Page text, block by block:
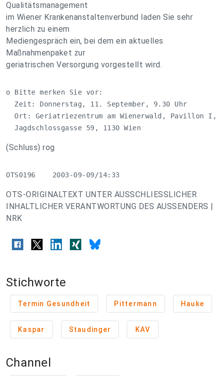
Qualitätsmanagement
im Wiener Krankenanstaltenverbund laden Sie sehr
herzlich zu einem
Mediengespräch ein, bei dem ein aktuelles
Maßnahmenpaket zur
geriatrischen Versorgung vorgestellt wird.
o Bitte merken Sie vor:
  Zeit: Donnerstag, 11. September, 9.30 Uhr
  Ort: Geriatriezentrum am Wienerwald, Pavillon I,
  Jagdschlossgasse 59, 1130 Wien
(Schluss) rog
OTS0196    2003-09-09/14:33
OTS-ORIGINALTEXT UNTER AUSSCHLIESSLICHER
INHALTLICHER VERANTWORTUNG DES AUSSENDERS |
NRK
Stichworte
Termin Gesundheit Pittermann Hauke
Kaspar Staudinger KAV
Channel